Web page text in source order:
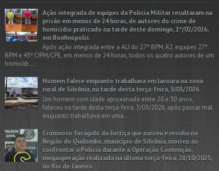
Ação integrada de equipes da Policia Militar resultaram na
prisão em menos de 24 horas, de autores do crime de
homicídio praticado na tarde deste domingo, 1º/02/2026,
em Bonfinópolis.
Após ação integrada entre a ALI do 27º BPM, R2, equipes 27º
BPM e 43ª CIPM/CPE, em menos de 24 horas, todos os quatro autores de um
homicídi...
Homem falece enquanto trabalhava em lavoura na zona
rural de Silvânia, na tarde desta terça-feira, 3/03/2026.
Um homem com idade aproximada entre 20 e 30 anos,
faleceu na tarde desta terça-feira, 3/03/2026, após passar mal
enquanto trabalhava em uma ...
Criminoso foragido da Justiça que nasceu e residiu na
Região do Quilombo, município de Silvânia, morreu ao
confrontar a Polícia durante a Operação Contenção,
megaoperação realizada na última terça-feira, 28/10/2025,
no Rio de Janeiro.